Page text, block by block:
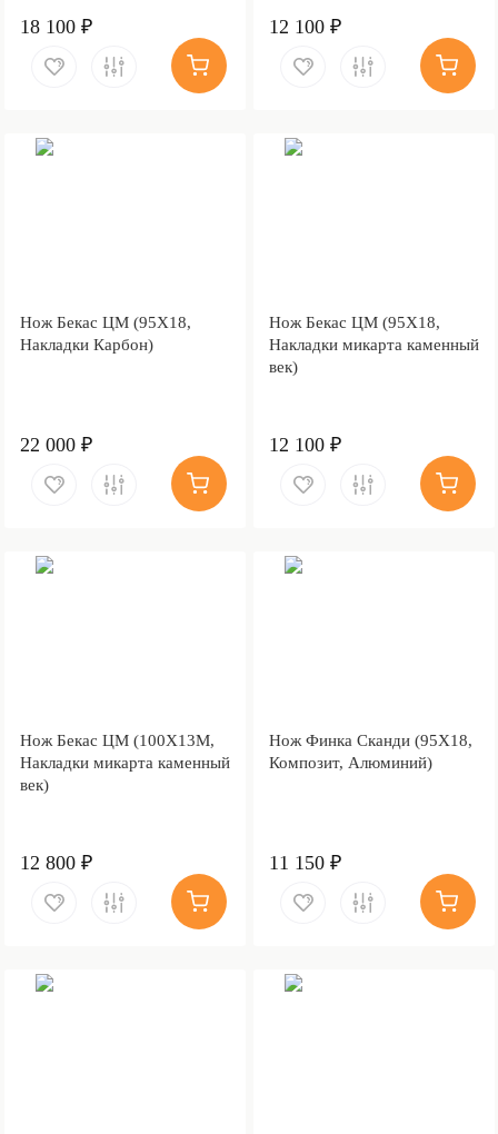
18 100 ₽ 12 100 ₽
Нож Бекас ЦМ (95Х18,
Накладки Карбон)
22 000 ₽
Нож Бекас ЦМ (95Х18,
Накладки микарта каменный
век)
12 100 ₽
Нож Бекас ЦМ (100Х13М,
Накладки микарта каменный
век)
12 800 ₽
Нож Финка Сканди (95Х18,
Композит, Алюминий)
11 150 ₽